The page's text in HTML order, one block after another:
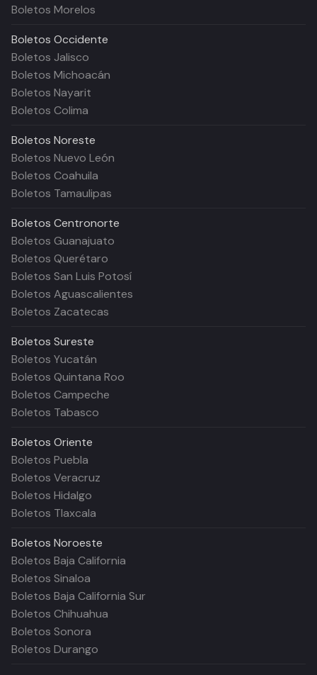
Boletos Morelos
Boletos Occidente
Boletos Jalisco
Boletos Michoacán
Boletos Nayarit
Boletos Colima
Boletos Noreste
Boletos Nuevo León
Boletos Coahuila
Boletos Tamaulipas
Boletos Centronorte
Boletos Guanajuato
Boletos Querétaro
Boletos San Luis Potosí
Boletos Aguascalientes
Boletos Zacatecas
Boletos Sureste
Boletos Yucatán
Boletos Quintana Roo
Boletos Campeche
Boletos Tabasco
Boletos Oriente
Boletos Puebla
Boletos Veracruz
Boletos Hidalgo
Boletos Tlaxcala
Boletos Noroeste
Boletos Baja California
Boletos Sinaloa
Boletos Baja California Sur
Boletos Chihuahua
Boletos Sonora
Boletos Durango